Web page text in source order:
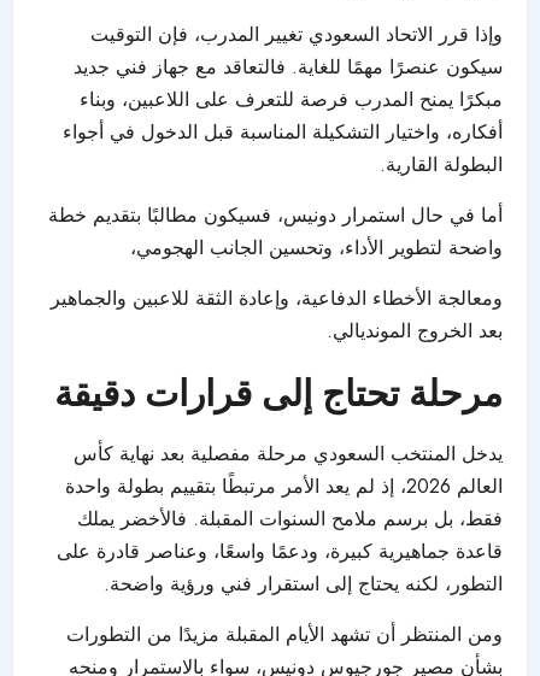
وإذا قرر الاتحاد السعودي تغيير المدرب، فإن التوقيت
سيكون عنصرًا مهمًا للغاية. فالتعاقد مع جهاز فني جديد
مبكرًا يمنح المدرب فرصة للتعرف على اللاعبين، وبناء
أفكاره، واختيار التشكيلة المناسبة قبل الدخول في أجواء
البطولة القارية.
أما في حال استمرار دونيس، فسيكون مطالبًا بتقديم خطة
واضحة لتطوير الأداء، وتحسين الجانب الهجومي،
ومعالجة الأخطاء الدفاعية، وإعادة الثقة للاعبين والجماهير
بعد الخروج المونديالي.
مرحلة تحتاج إلى قرارات دقيقة
يدخل المنتخب السعودي مرحلة مفصلية بعد نهاية كأس
العالم 2026، إذ لم يعد الأمر مرتبطًا بتقييم بطولة واحدة
فقط، بل برسم ملامح السنوات المقبلة. فالأخضر يملك
قاعدة جماهيرية كبيرة، ودعمًا واسعًا، وعناصر قادرة على
التطور، لكنه يحتاج إلى استقرار فني ورؤية واضحة.
ومن المنتظر أن تشهد الأيام المقبلة مزيدًا من التطورات
بشأن مصير جورجيوس دونيس، سواء بالاستمرار ومنحه